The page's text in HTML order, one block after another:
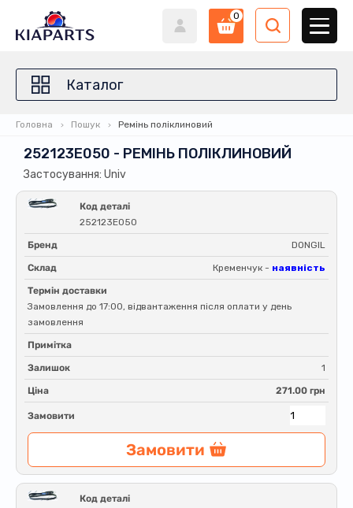
0
Каталог
Головна Пошук Ремінь поліклиновий
252123E050 - РЕМІНЬ ПОЛІКЛИНОВИЙ
Застосування: Univ
Код деталі
252123E050
Бренд DONGIL
Склад Кременчук - наявність
Термін доставки
Замовлення до 17:00, відвантаження після оплати у день
замовлення
Примітка
Залишок 1
Ціна 271.00 грн
Замовити
Замовити
Код деталі